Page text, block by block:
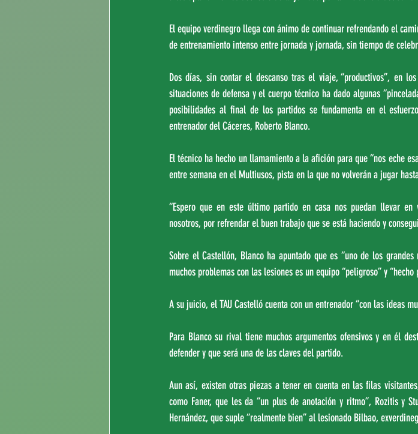
El equipo verdinegro llega con ánimo de continuar refrendando el
de entrenamiento intenso entre jornada y jornada, sin tiempo de
Dos días, sin contar el descanso tras el viaje, “productivos”, en
situaciones de defensa y el cuerpo técnico ha dado algunas
posibilidades al final de los partidos se fundamenta en el
entrenador del Cáceres, Roberto Blanco.
El técnico ha hecho un llamamiento a la afición para que “nos eche
entre semana en el Multiusos, pista en la que no volverán a jugar
“Espero que en este último partido en casa nos puedan llevar
nosotros, por refrendar el buen trabajo que se está haciendo y
Sobre el Castellón, Blanco ha apuntado que es “uno de los
muchos problemas con las lesiones es un equipo “peligroso” y
A su juicio, el TAU Castelló cuenta con un entrenador “con las ideas
Para Blanco su rival tiene muchos argumentos ofensivos y en él
defender y que será una de las claves del partido.
Aun así, existen otras piezas a tener en cuenta en las filas
como Faner, que les da “un plus de anotación y ritmo”, Rozitis y
Hernández, que suple “realmente bien” al lesionado Bilbao,